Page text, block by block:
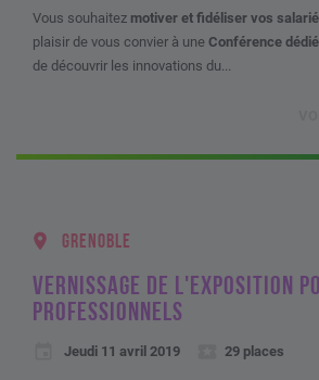
Vous souhaitez motiver et fidéliser vos
plaisir de vous convier à une Conférence
de découvrir les innovations du...
GRENOBLE
VERNISSAGE DE L'EXPOSITION
PROFESSIONNELS
Jeudi 11 avril 2019 29 places